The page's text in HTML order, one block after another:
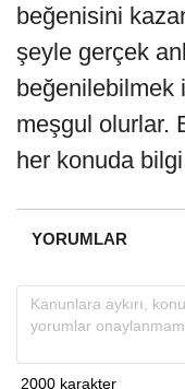
beğenisini
şeyle gerçek
beğenilebilmek
meşgul olurlar.
her ko­nuda
YORUMLAR